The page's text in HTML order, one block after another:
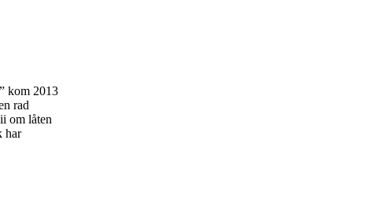
kom 2013
rad
om låten
har